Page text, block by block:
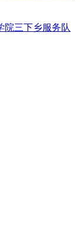
三下乡服务队